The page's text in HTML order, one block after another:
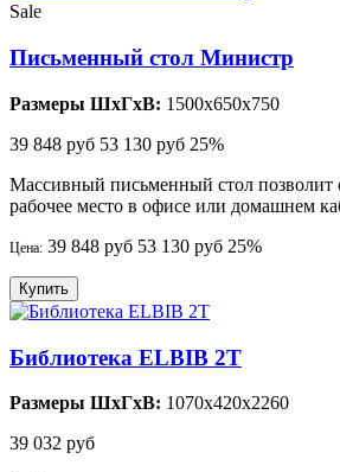
Sale
Письменный стол Министр
Размеры ШхГхВ: 1500x650x750
39 848 руб 53 130 руб 25%
Массивный письменный стол позволит
рабочее место в офисе или домашнем
Цена: 39 848 руб 53 130 руб 25%
Купить
Библиотека ELBIB 2Т
Размеры ШхГхВ: 1070x420x2260
39 032 руб